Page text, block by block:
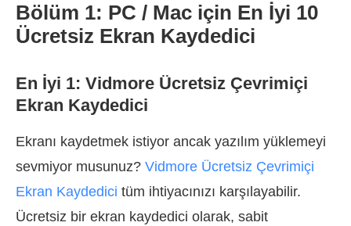
Bölüm 1: PC / Mac için En İyi 10
Ücretsiz Ekran Kaydedici
En İyi 1: Vidmore Ücretsiz Çevrimiçi
Ekran Kaydedici
Ekranı kaydetmek istiyor ancak yazılım yüklemeyi
sevmiyor musunuz? Vidmore Ücretsiz Çevrimiçi
Ekran Kaydedici tüm ihtiyacınızı karşılayabilir.
Ücretsiz bir ekran kaydedici olarak, sabit